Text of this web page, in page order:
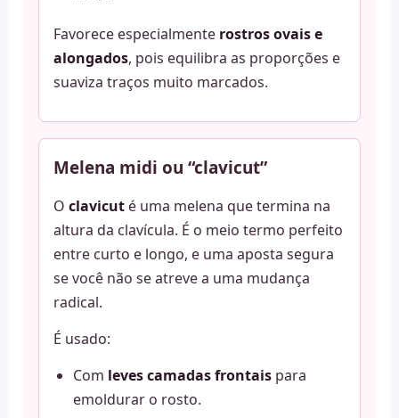
Favorece especialmente rostros ovais e
alongados, pois equilibra as proporções e
suaviza traços muito marcados.
Melena midi ou “clavicut”
Oclavicut é uma melena que termina na
altura da clavícula. É o meio termo perfeito
entre curto e longo, e uma aposta segura
se você não se atreve a uma mudança
radical.
É usado:
Com leves camadas frontais para
emoldurar o rosto.